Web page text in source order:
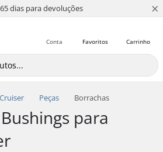
dias para devoluções
4.8 de 5 ×
Carrinho
Favoritos
Conta
Peças Borrachas
para